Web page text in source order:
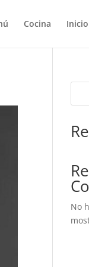
Cocina Inicio
No